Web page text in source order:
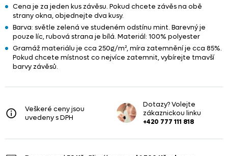
Cena je za jeden kus závěsu. Pokud chcete závěs na obě
strany okna, objednejte dva kusy.
Barva: světle zelená ve studeném odstínu mint. Barevný je
pouze líc, rubová strana je bílá. Materiál: 100% polyester
Gramáž materiálu je cca 250g/m², míra zatemnění je cca 85%.
Pokud chcete místnost co nejvíce zatemnit, vybírejte tmavší
barvy závěsů.
Veškeré ceny jsou
uvedeny s DPH
Dotazy? Volejte
zákaznickou linku
+420 777 111 818